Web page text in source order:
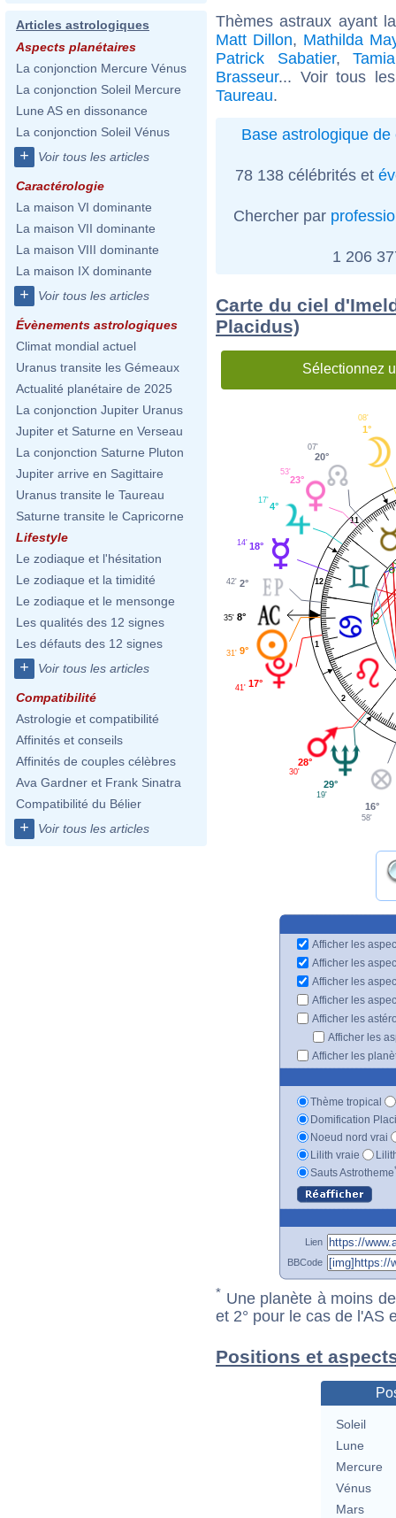
Articles astrologiques
Aspects planétaires
La conjonction Mercure Vénus
La conjonction Soleil Mercure
Lune AS en dissonance
La conjonction Soleil Vénus
+ Voir tous les articles
Caractérologie
La maison VI dominante
La maison VII dominante
La maison VIII dominante
La maison IX dominante
+ Voir tous les articles
Évènements astrologiques
Climat mondial actuel
Uranus transite les Gémeaux
Actualité planétaire de 2025
La conjonction Jupiter Uranus
Jupiter et Saturne en Verseau
La conjonction Saturne Pluton
Jupiter arrive en Sagittaire
Uranus transite le Taureau
Saturne transite le Capricorne
Lifestyle
Le zodiaque et l'hésitation
Le zodiaque et la timidité
Le zodiaque et le mensonge
Les qualités des 12 signes
Les défauts des 12 signes
+ Voir tous les articles
Compatibilité
Astrologie et compatibilité
Affinités et conseils
Affinités de couples célèbres
Ava Gardner et Frank Sinatra
Compatibilité du Bélier
+ Voir tous les articles
Thèmes astraux ayant
Matt Dillon, Mathilda
Patrick Sabatier,
Brasseur... Voir tous
Taureau.
Base astrologique de
78 138 célébrités et
Chercher par
1 206
Carte du ciel
Placidus)
Sélectionnez
1
2
11
12
1°
08'
20°
07'
23°
53'
4°
17'
18°
14'
2°
42'
8°
35'
9°
31'
17°
41'
28°
30'
29°
19'
16°
58'
Afficher les
Afficher les
Afficher les
Afficher les
Afficher les
Afficher les
Afficher les
Thème tropical
Domification
Noeud nord vrai
Lilith vraie
Sauts Astrotheme
Lien
BBCode
* Une planète à moins
et 2° pour le cas de l'AS
Positions et
Soleil
Lune
Mercure
Vénus
Mars